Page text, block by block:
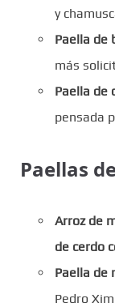
y
Paella de
más
Paella de
pensada
Paellas
Arroz de
de cerdo
Paella de
Pedro